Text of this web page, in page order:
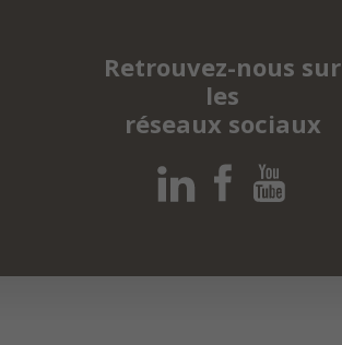
Retrouvez-nous sur
les
réseaux sociaux